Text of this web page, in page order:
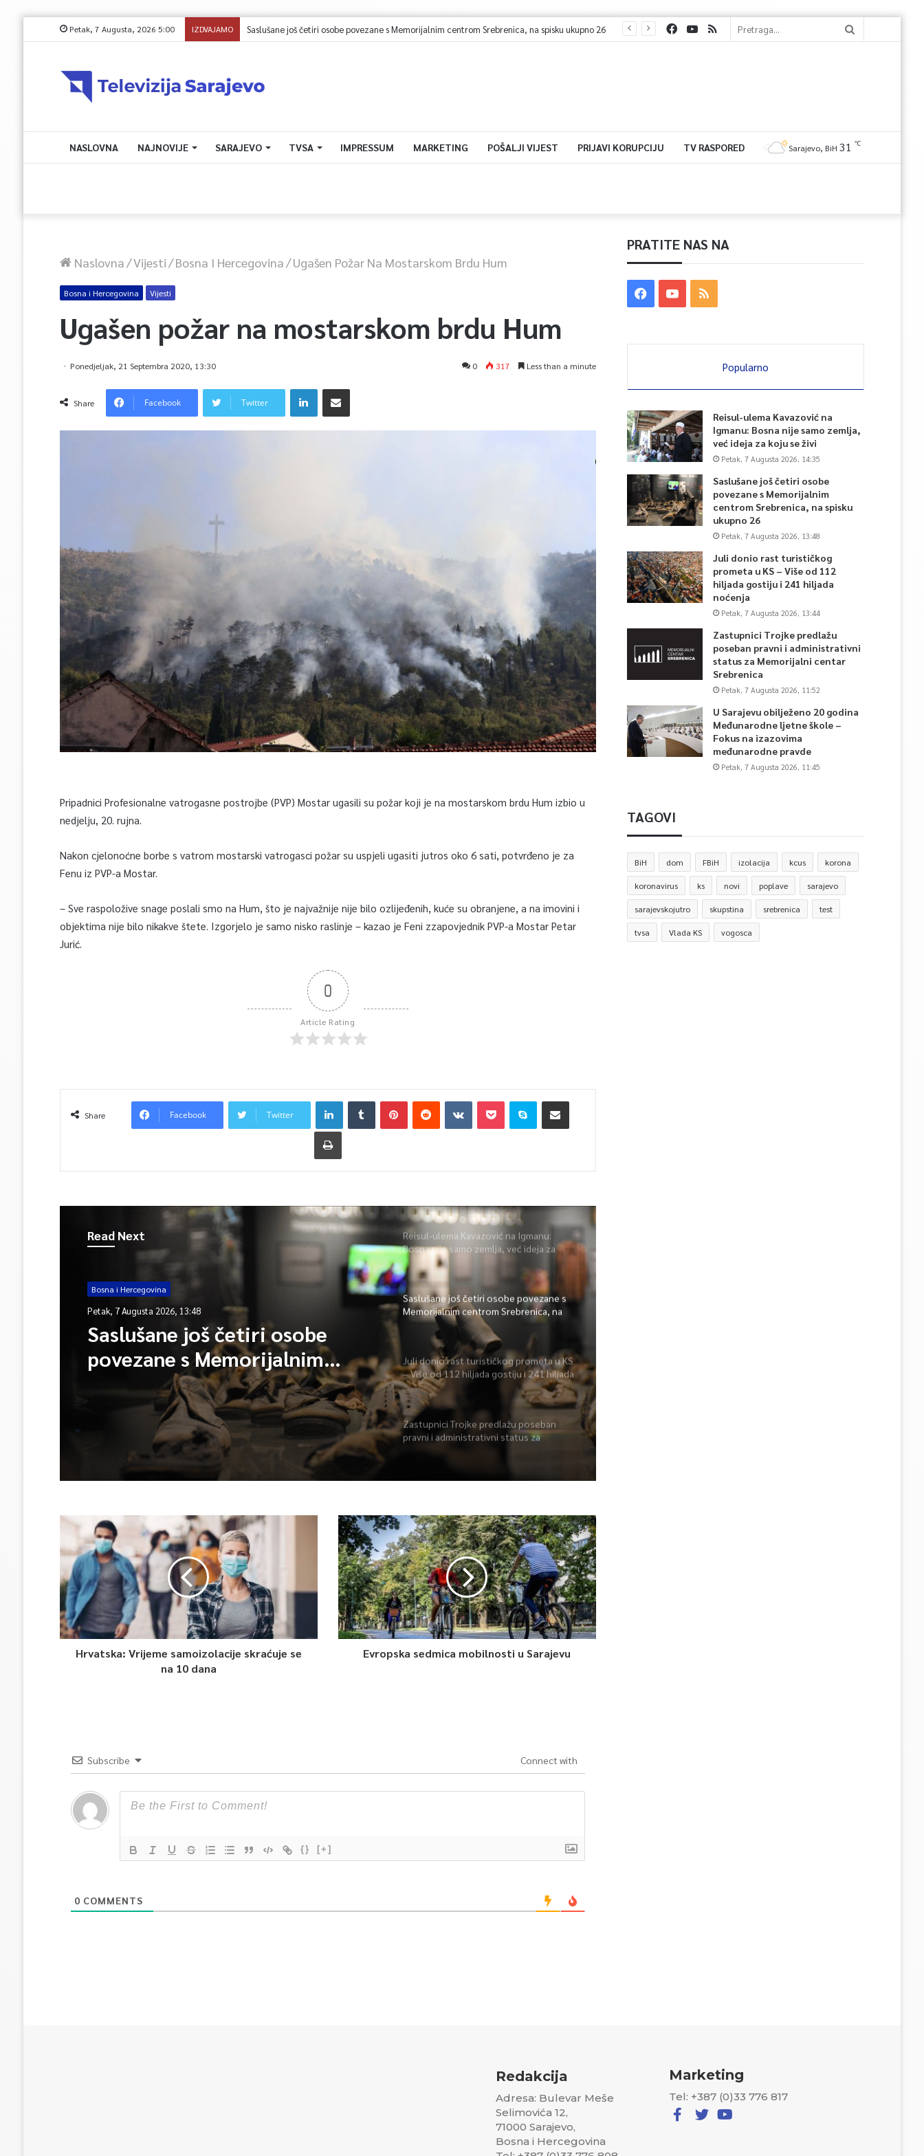
Petak, 7 Augusta, 2026 5:00 IZDVAJAMO
NASLOVNA NAJNOVIJE SARAJEVO TVSA IMPRESSUM MARKETING POŠALJI VIJEST PRIJAVI KORUPCIJU TV RASPORED Sarajevo, BiH 31 ℃
Naslovna/Vijesti/Bosna I Hercegovina/Ugašen Požar Na Mostarskom Brdu Hum
Bosna i Hercegovina Vijesti
Ugašen požar na mostarskom brdu Hum
Ponedjeljak, 21 Septembra 2020, 13:30 0 317 Less than a minute
Share Facebook Twitter
Pripadnici Profesionalne vatrogasne postrojbe (PVP) Mostar ugasili su požar koji je na mostarskom brdu Hum izbio u
nedjelju, 20. rujna.
Nakon cjelonoćne borbe s vatrom mostarski vatrogasci požar su uspjeli ugasiti jutros oko 6 sati, potvrđeno je za
Fenu iz PVP-a Mostar.
– Sve raspoložive snage poslali smo na Hum, što je najvažnije nije bilo ozlijeđenih, kuće su obranjene, a na imovini i
objektima nije bilo nikakve štete. Izgorjelo je samo nisko raslinje – kazao je Feni zzapovjednik PVP-a Mostar Petar
Jurić.
0
Article Rating
Share Facebook Twitter
Read Next
Bosna i Hercegovina
Petak, 7 Augusta 2026, 13:48
Saslušane još četiri osobe
povezane s Memorijalnim
centrom Srebrenica, na spisku
ukupno 26
Reisul-ulema Kavazović na Igmanu:
Bosna nije samo zemlja, već ideja za
koju se živi
Saslušane još četiri osobe povezane s
Memorijalnim centrom Srebrenica, na
spisku ukupno 26
Juli donio rast turističkog prometa u KS
– Više od 112 hiljada gostiju i 241 hiljada
noćenja
Zastupnici Trojke predlažu poseban
pravni i administrativni status za
Hrvatska: Vrijeme samoizolacije skraćuje se
na 10 dana
Evropska sedmica mobilnosti u Sarajevu
Subscribe Connect with
{} [+]
0 COMMENTS
PRATITE NAS NA
Popularno
Reisul-ulema Kavazović na
Igmanu: Bosna nije samo zemlja,
već ideja za koju se živi
Petak, 7 Augusta 2026, 14:35
Saslušane još četiri osobe
povezane s Memorijalnim
centrom Srebrenica, na spisku
ukupno 26
Petak, 7 Augusta 2026, 13:48
Juli donio rast turističkog
prometa u KS – Više od 112
hiljada gostiju i 241 hiljada
noćenja
Petak, 7 Augusta 2026, 13:44
Zastupnici Trojke predlažu
poseban pravni i administrativni
status za Memorijalni centar
Srebrenica
Petak, 7 Augusta 2026, 11:52
U Sarajevu obilježeno 20 godina
Međunarodne ljetne škole –
Fokus na izazovima
međunarodne pravde
Petak, 7 Augusta 2026, 11:45
TAGOVI
BiH dom FBiH izolacija kcus korona
koronavirus ks novi poplave sarajevo
sarajevskojutro skupstina srebrenica test
tvsa Vlada KS vogosca
Redakcija
Adresa: Bulevar Meše
Selimovića 12,
71000 Sarajevo,
Bosna i Hercegovina
Marketing
Tel: +387 (0)33 776 817